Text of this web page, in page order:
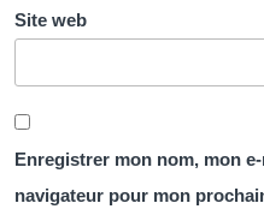
Site web
Enregistrer mon nom, mon
navigateur pour mon